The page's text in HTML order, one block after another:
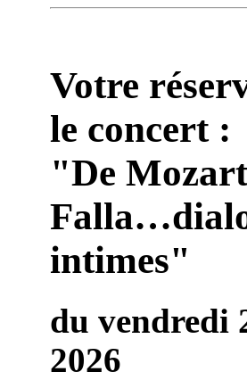
Votre
le concert :
"De
intimes"
du vendredi
2026